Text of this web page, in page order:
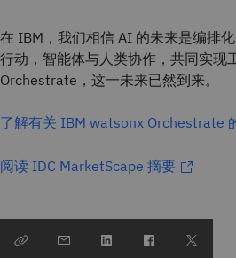
在 IBM，我们相信 AI 的未来是编排
行动，智能体与人类协作，共同实现
Orchestrate，这一未来已然到来。
了解有关 IBM watsonx Orchestrate
阅读 IDC MarketScape 摘要